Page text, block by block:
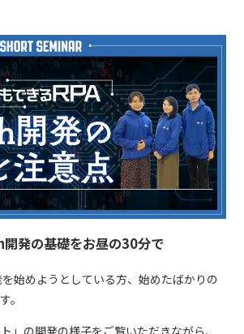
発の基礎をお昼の30分で
始めようとしている方、始めたばかりの
。
」の開発の様子をご覧いただきながら、